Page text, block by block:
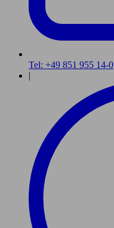
Tel: +49 851 955 14-0
|